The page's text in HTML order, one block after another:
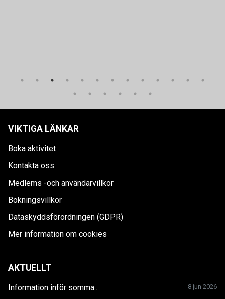
VIKTIGA LÄNKAR
Boka aktivitet
Kontakta oss
Medlems -och användarvillkor
Bokningsvillkor
Dataskyddsförordningen (GDPR)
Mer information om cookies
AKTUELLT
Information inför somma... 8 jun 2026